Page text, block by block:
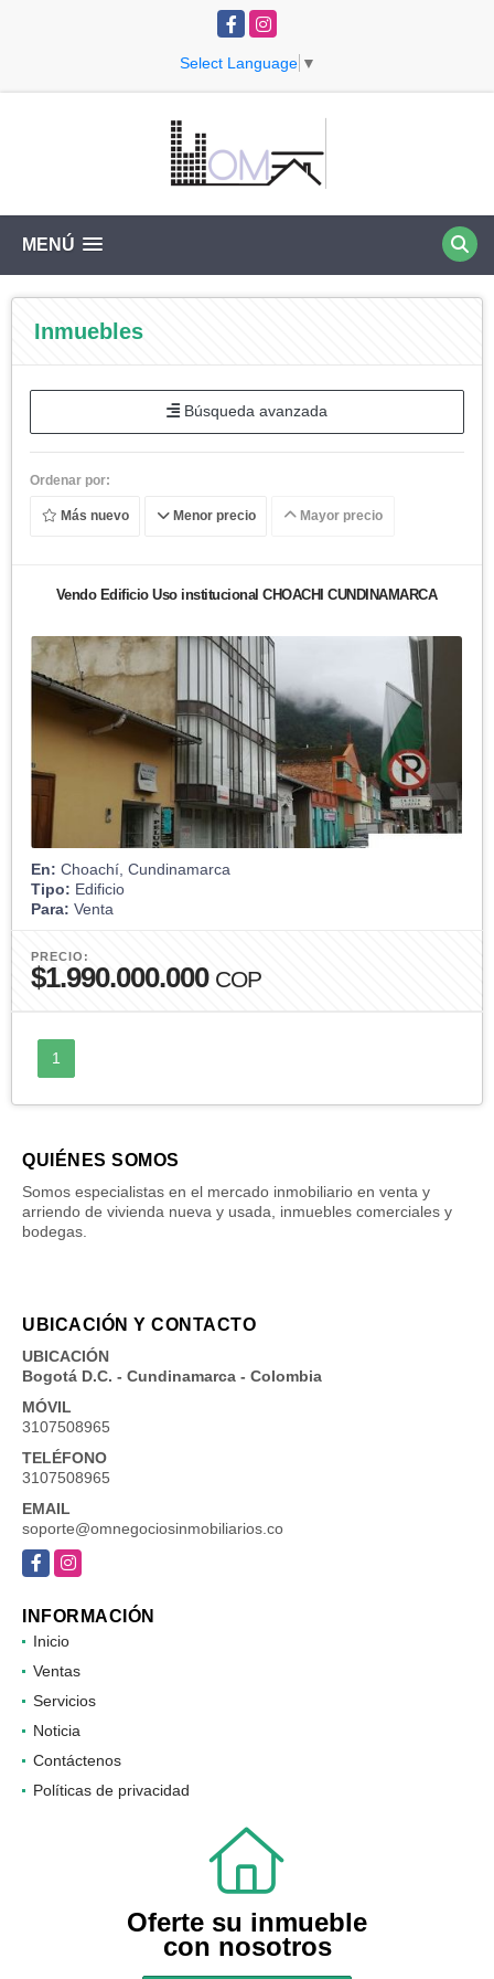
FacebookInstagram
Select Language ▼
MENÚ
Inmuebles
Búsqueda avanzada
Ordenar por:
Más nuevo Menor precio Mayor precio
Vendo Edificio Uso institucional CHOACHÍ CUNDINAMARCA
En: Choachí, Cundinamarca
Tipo: Edificio
Para: Venta
PRECIO:
$1.990.000.000 COP
1
QUIÉNES SOMOS
Somos especialistas en el mercado inmobiliario en venta y
arriendo de vivienda nueva y usada, inmuebles comerciales y
bodegas.
UBICACIÓN Y CONTACTO
UBICACIÓN
Bogotá D.C. - Cundinamarca - Colombia
MÓVIL
3107508965
TELÉFONO
3107508965
EMAIL
soporte@omnegociosinmobiliarios.co
FacebookInstagram
INFORMACIÓN
Inicio
Ventas
Servicios
Noticia
Contáctenos
Políticas de privacidad
Oferte su inmueble
con nosotros